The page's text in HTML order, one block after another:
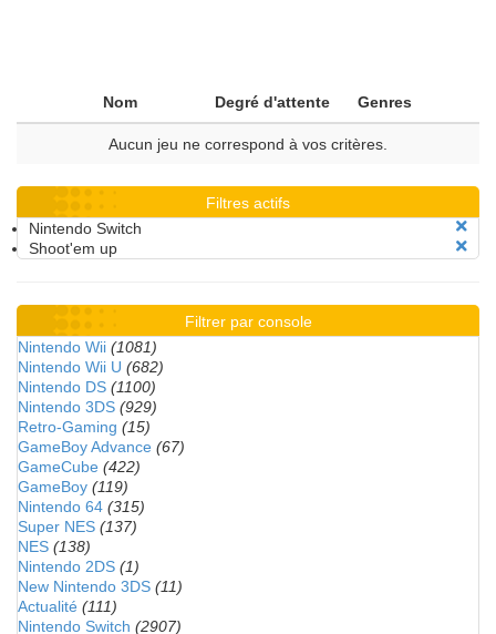
Nom Degré d'attente Genres
Aucun jeu ne correspond à vos critères.
Filtres actifs
Nintendo Switch
Shoot'em up
Filtrer par console
Nintendo Wii (1081)
Nintendo Wii U (682)
Nintendo DS (1100)
Nintendo 3DS (929)
Retro-Gaming (15)
GameBoy Advance (67)
GameCube (422)
GameBoy (119)
Nintendo 64 (315)
Super NES (137)
NES (138)
Nintendo 2DS (1)
New Nintendo 3DS (11)
Actualité (111)
Nintendo Switch (2907)